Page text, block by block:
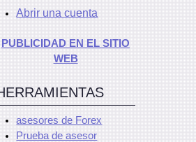
Abrir una cuenta
PUBLICIDAD EN EL SITIO
WEB
asesores de Forex
Prueba de asesor